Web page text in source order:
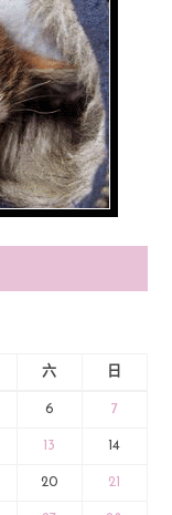
六 日
6 7
13 14
20 21